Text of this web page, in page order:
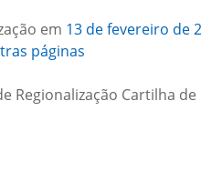
em 13 de fevereiro de
páginas
Regionalização Cartilha